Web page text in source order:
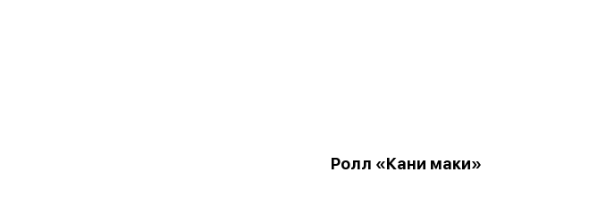
Ролл «Кани маки»